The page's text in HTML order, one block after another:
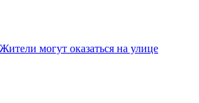
могут оказаться на улице